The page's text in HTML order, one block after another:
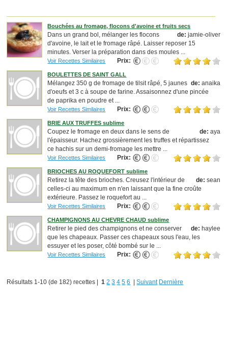
Bouchées au fromage, flocons d'avoine et fruits secs
de: jamie-oliver
Dans un grand bol, mélanger les flocons
d'avoine, le lait et le fromage râpé. Laisser reposer 15
minutes. Verser la préparation dans des moules ...
Voir Recettes Similaires Prix:
BOULETTES DE SAINT GALL
de: anaika
Mélangez 350 g de fromage de tilsit râpé, 5 jaunes
d'oeufs et 3 c à soupe de farine. Assaisonnez d'une pincée
de paprika en poudre et ...
Voir Recettes Similaires Prix:
BRIE AUX TRUFFES sublime
de: aya
Coupez le fromage en deux dans le sens de
l'épaisseur. Hachez grossièrement les truffes et répartissez
ce hachis sur un demi-fromage les mettre ...
Voir Recettes Similaires Prix:
BRIOCHES AU ROQUEFORT sublime
de: sean
Retirez la tête des brioches. Creusez l'intérieur de
celles-ci au maximum en n'en laissant que la fine croûte
extérieure. Passez le roquefort au ...
Voir Recettes Similaires Prix:
CHAMPIGNONS AU CHEVRE CHAUD sublime
de: haylee
Retirer le pied des champignons et ne conserver
que les chapeaux. Passer ces chapeaux sous l'eau, les
essuyer et les poser, côté bombé sur le ...
Voir Recettes Similaires Prix:
Résultats 1-10 (de 182) recettes |12 3 4 5 6 |Suivant Dernière